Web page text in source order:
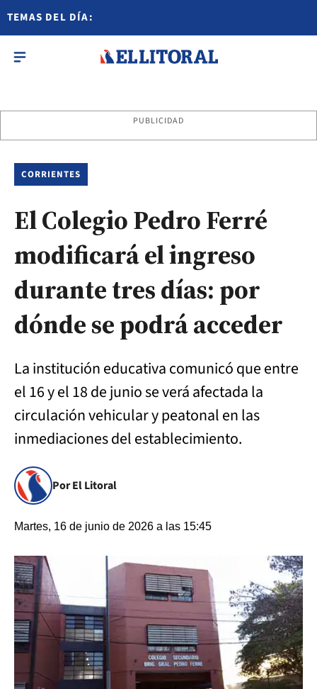
TEMAS DEL DÍA:
PUBLICIDAD
CORRIENTES
El Colegio Pedro Ferré
modificará el ingreso
durante tres días: por
dónde se podrá acceder
La institución educativa comunicó que entre
el 16 y el 18 de junio se verá afectada la
circulación vehicular y peatonal en las
inmediaciones del establecimiento.
Por El Litoral
Martes, 16 de junio de 2026 a las 15:45